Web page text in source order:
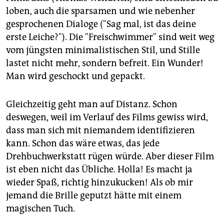
loben, auch die sparsamen und wie nebenher
gesprochenen Dialoge ("Sag mal, ist das deine
erste Leiche?"). Die "Freischwimmer" sind weit weg
vom jüngsten minimalistischen Stil, und Stille
lastet nicht mehr, sondern befreit. Ein Wunder!
Man wird geschockt und gepackt.
Gleichzeitig geht man auf Distanz. Schon
deswegen, weil im Verlauf des Films gewiss wird,
dass man sich mit niemandem identifizieren
kann. Schon das wäre etwas, das jede
Drehbuchwerkstatt rügen würde. Aber dieser Film
ist eben nicht das Übliche. Holla! Es macht ja
wieder Spaß, richtig hinzukucken! Als ob mir
jemand die Brille geputzt hätte mit einem
magischen Tuch.